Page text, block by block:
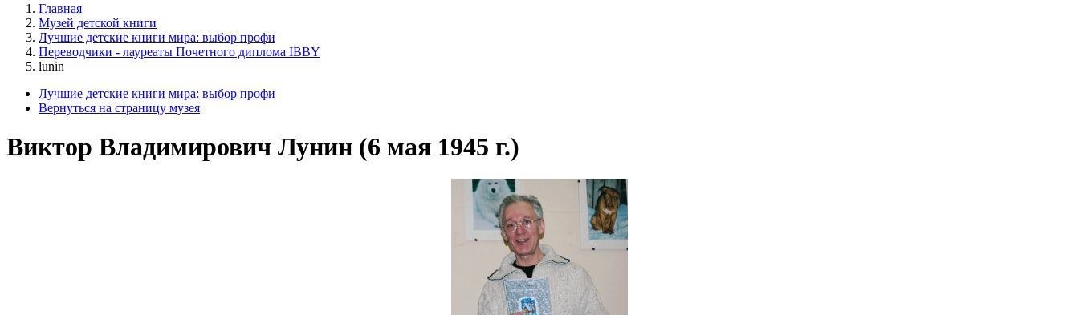
Главная
Музей детской книги
Лучшие детские книги мира: выбор профи
Переводчики - лауреаты Почетного диплома IBBY
lunin
Лучшие детские книги мира: выбор профи
Вернуться на страницу музея
Виктор Владимирович Лунин (6 мая 1945 г.)